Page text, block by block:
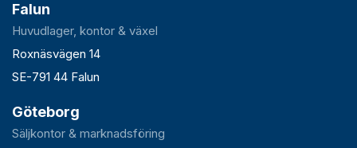
Falun
Huvudlager, kontor & växel
Roxnäsvägen 14
SE-791 44 Falun
Göteborg
Säljkontor & marknadsföring